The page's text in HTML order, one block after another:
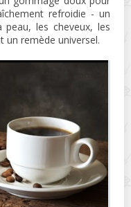
refroidie - un
les cheveux, les
un remède universel.